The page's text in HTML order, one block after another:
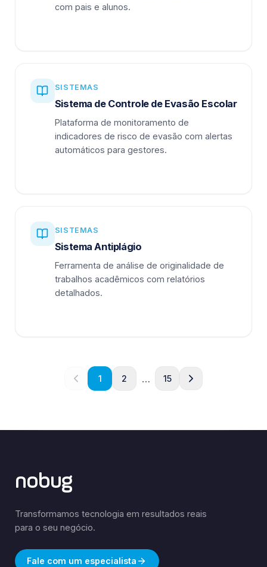
com pais e alunos.
SISTEMAS
Sistema de Controle de Evasão Escolar
Plataforma de monitoramento de
indicadores de risco de evasão com alertas
automáticos para gestores.
SISTEMAS
Sistema Antiplágio
Ferramenta de análise de originalidade de
trabalhos acadêmicos com relatórios
detalhados.
1 2 … 15
nobug
Transformamos tecnologia em resultados reais
para o seu negócio.
Fale com um especialista